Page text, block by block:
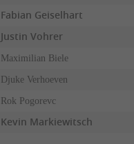
Fabian Geiselhart
Justin Vohrer
Maximilian Biele
Djuke Verhoeven
Rok Pogorevc
Kevin Markiewitsch